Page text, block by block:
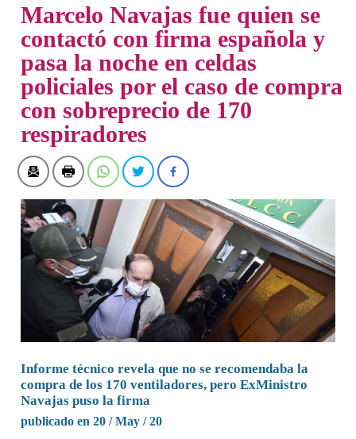
Marcelo Navajas fue quien se
contactó con firma española y
pasa la noche en celdas
policiales por el caso de compra
con sobreprecio de 170
respiradores
Informe técnico revela que no se recomendaba la
compra de los 170 ventiladores, pero ExMinistro
Navajas puso la firma
publicado en 20 / May / 20